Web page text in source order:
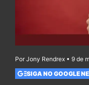
Por Jony Rendrex • 9 de
SIGA NO GOOGLE